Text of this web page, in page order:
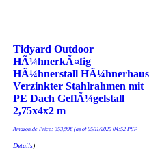
Tidyard Outdoor
HÃ¼hnerkÃ¤fig
HÃ¼hnerstall HÃ¼hnerhaus
Verzinkter Stahlrahmen mit
PE Dach GeflÃ¼gelstall
2,75x4x2 m
Amazon.de Price: 353,99€(as of 05/11/2025 04:52 PST-
Details)